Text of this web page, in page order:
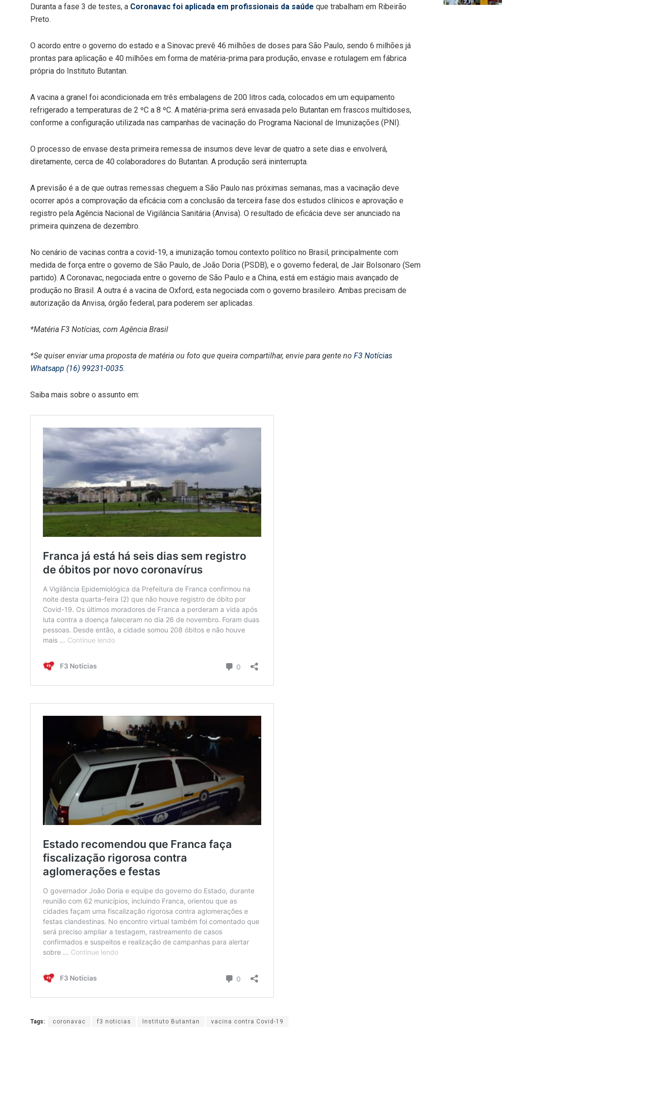
Duranta a fase 3 de testes, a Coronavac foi aplicada em profissionais da saúde que trabalham em Ribeirão
Preto.
O acordo entre o governo do estado e a Sinovac prevê 46 milhões de doses para São Paulo, sendo 6 milhões já
prontas para aplicação e 40 milhões em forma de matéria-prima para produção, envase e rotulagem em fábrica
própria do Instituto Butantan.
A vacina a granel foi acondicionada em três embalagens de 200 litros cada, colocados em um equipamento
refrigerado a temperaturas de 2 ºC a 8 ºC. A matéria-prima será envasada pelo Butantan em frascos multidoses,
conforme a configuração utilizada nas campanhas de vacinação do Programa Nacional de Imunizações (PNI).
O processo de envase desta primeira remessa de insumos deve levar de quatro a sete dias e envolverá,
diretamente, cerca de 40 colaboradores do Butantan. A produção será ininterrupta.
A previsão é a de que outras remessas cheguem a São Paulo nas próximas semanas, mas a vacinação deve
ocorrer após a comprovação da eficácia com a conclusão da terceira fase dos estudos clínicos e aprovação e
registro pela Agência Nacional de Vigilância Sanitária (Anvisa). O resultado de eficácia deve ser anunciado na
primeira quinzena de dezembro.
No cenário de vacinas contra a covid-19, a imunização tomou contexto político no Brasil, principalmente com
medida de força entre o governo de São Paulo, de João Doria (PSDB), e o governo federal, de Jair Bolsonaro (Sem
partido). A Coronavac, negociada entre o governo de São Paulo e a China, está em estágio mais avançado de
produção no Brasil. A outra é a vacina de Oxford, esta negociada com o governo brasileiro. Ambas precisam de
autorização da Anvisa, órgão federal, para poderem ser aplicadas.
*Matéria F3 Notícias, com Agência Brasil
*Se quiser enviar uma proposta de matéria ou foto que queira compartilhar, envie para gente no F3 Notícias
Whatsapp (16) 99231-0035.
Saiba mais sobre o assunto em:
Tags: coronavac f3 noticias Instituto Butantan vacina contra Covid-19